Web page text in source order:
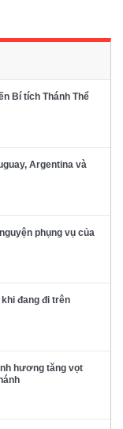
Bí tích Thánh Thể
Argentina và
phụng vụ của
đang đi trên
hương tăng vọt